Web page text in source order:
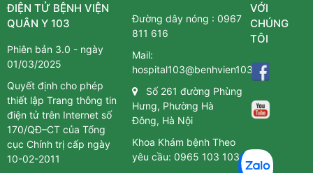
ĐIỆN TỬ BỆNH VIỆN
QUÂN Y 103
Phiên bản 3.0 - ngày
01/03/2025
Quyết định cho phép
thiết lập Trang thông tin
điện tử trên Internet số
170/QĐ–CT của Tổng
cục Chính trị cấp ngày
10-02-2011
Đường dây nóng :0967
811 616
Mail:
hospital103@benhvien103.vn
Số 261 đường Phùng
Hưng, Phường Hà
Đông, Hà Nội
Khoa Khám bệnh Theo
yêu cầu:0965 103 103
VỚI
CHÚNG
TÔI